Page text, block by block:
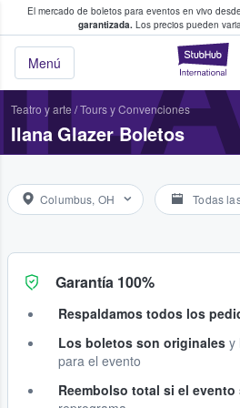
El mercado de boletos para eventos en vivo
garantizada. Los precios pueden
Menú
fans compran y
Teatro y arte /Tours y Convenciones
Ilana Glazer Boletos
Columbus, OH Todas
Garantía 100%
Respaldamos todos los
Los boletos son originales y
para el evento
Reembolso total si el evento